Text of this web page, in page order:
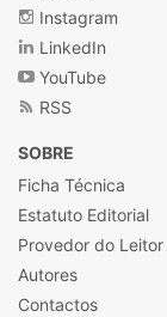
Instagram
LinkedIn
YouTube
RSS
SOBRE
Ficha Técnica
Estatuto Editorial
Provedor do Leitor
Autores
Contactos